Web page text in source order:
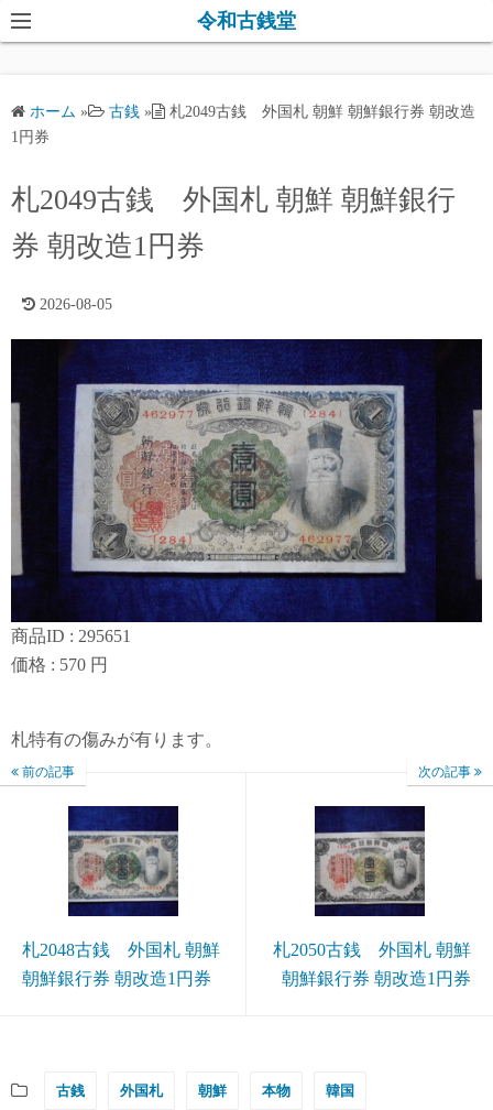
コ
ン
ツ
キ
ッ
令和古銭堂
ホーム » 古銭 »
札2049古銭 外国札 朝鮮 朝鮮銀行券 朝改造
1円券
札2049古銭 外国札 朝鮮 朝鮮銀行
券 朝改造1円券
2026-08-05
商品ID : 295651
価格 : 570 円
札特有の傷みが有ります。
前の記事
札2048古銭 外国札 朝鮮
朝鮮銀行券 朝改造1円券
次の記事
札2050古銭 外国札 朝鮮
朝鮮銀行券 朝改造1円券
古銭 外国札 朝鮮 本物 韓国